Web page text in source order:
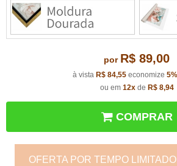
por R$ 89,00
à vista R$ 84,55 economize 5%
ou em 12xde R$ 8,94
COMPRAR
OFERTA POR TEMPO